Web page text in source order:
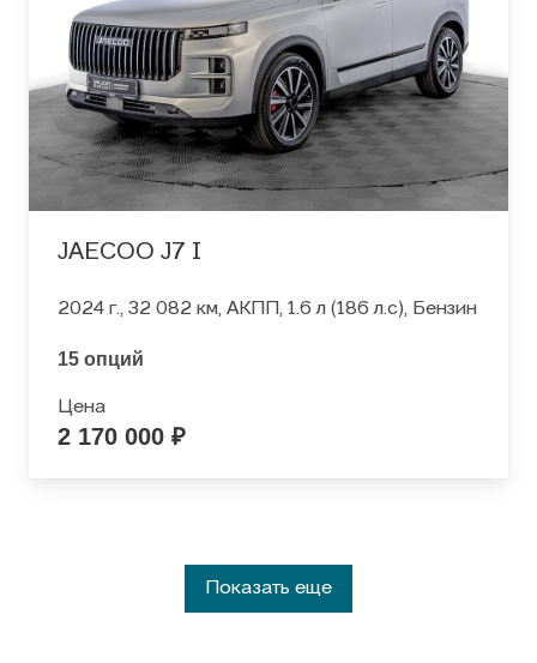
JAECOO J7 I
2024 г., 32 082 км, АКПП, 1.6 л (186 л.с), Бензин
15 опций
Цена
2 170 000 ₽
Показать еще